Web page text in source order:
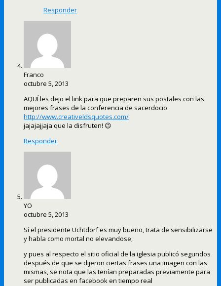
Responder
Franco
octubre 5, 2013
AQUÍ les dejo el link para que preparen sus postales con las
mejores frases de la conferencia de sacerdocio
http://www.creativeldsquotes.com/
jajajajjaja que la disfruten! 😉
Responder
YO
octubre 5, 2013
Sí el presidente Uchtdorf es muy bueno, trata de sensibilizarse
y habla como mortal no elevandose,
y pues al respecto el sitio oficial de la iglesia publicó segundos
después de que se dijeron ciertas frases una imagen con las
mismas, se nota que las tenían preparadas previamente para
ser publicadas en facebook en tiempo real